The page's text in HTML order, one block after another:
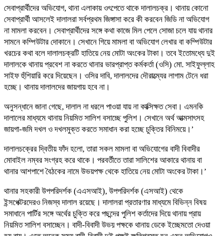
সেবাপ্রার্থীদের অভিযোগ, থানা এলাকায় ওৎপেতে থাকে দালালচক্র। থানায় কোনো
সেবাপ্রার্থী আসলেই দালালরা সর্বপ্রথম জিঙ্গাসা করে কী করবেন জিডি না অভিযোগ
না মামলা করবেন। সেবাপ্রার্থীদের সঙ্গে কথা কাজে মিল পেলে সোজা চলে যায় থানার
সামনে কম্পিউটার দোকানে। সেখানে গিয়ে মামলা বা অভিযোগ লেখার বা কম্পিউটার
খরচের কথা বলে দালালচক্রটি হাতিয়ে নেয় মোটা অংকের টাকা। তবে ইতোমধ্যে দুই
দালালকে থানায় প্রবেশ না করতে থানার ভারপ্রাপ্ত কর্মকর্তা (ওসি) মো. সাইফুল্লাহ
সাইফ হুঁশিয়ারি করে দিয়েছেন। ওসির দাবি, দালালদের দৌরাত্ম্যের লাগাম টেনে ধরা
হচ্ছে। থানায় দালালদের জায়গায় হবে না।
অনুসন্ধানে জানা গেছে, দালাল না ধরলে পাওয়া যায় না কাক্সিক্ষত সেবা। এমনকি
দালালের মাধ্যমে থানায় নিয়মিত সালিশ বসাচ্ছে পুলিশ। সেখানে অর্থ আত্মসাৎসহ
জায়গা-জমি দখল ও দখলমুক্ত করতে সমাধান করা হচ্ছে চুক্তির বিনিময়ে।’
দালালচক্রের দ্বিতীয় ফাঁদ হলো, তারা সকল মামলা বা অভিযোগের বাদী বিবাদীর
মোবাইল নম্বর সংগ্রহ করে থাকে। পরবর্তীতে তারা সালিশের আকারে থানায় বা
থানার আশপাশে বৈঠকের নামে উভয়পক্ষ থেকে হাতিয়ে নেয় মোটা অংকের টাকা।’
থানার সহকারী উপপরিদর্শক (এএসআই), উপপরিদর্শক (এসআই) থেকে
ইন্সপেক্টরদেরও নিজস্ব দালাল রয়েছে। দালালরা প্রতারণার মাধ্যমে বিভিন্ন বিষয়
সমাধানে পার্টির সঙ্গে অর্থের চুক্তি করে পছন্দের পুলিশ কর্তাদের দিয়ে থানায় প্রায়
নিয়মিত সালিশ বসাচ্ছেন। বাদী-বিবাদী উভয় পক্ষকে থানায় ডেকে ইচ্ছেমতো দেওয়া